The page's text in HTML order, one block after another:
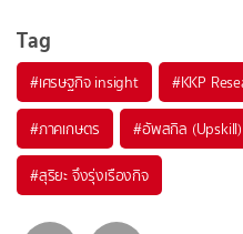
Tag
#เศรษฐกิจ insight #KKP
#ภาคเกษตร #อัพสกิล (Upskill)
#สุริยะ จึงรุ่งเรืองกิจ